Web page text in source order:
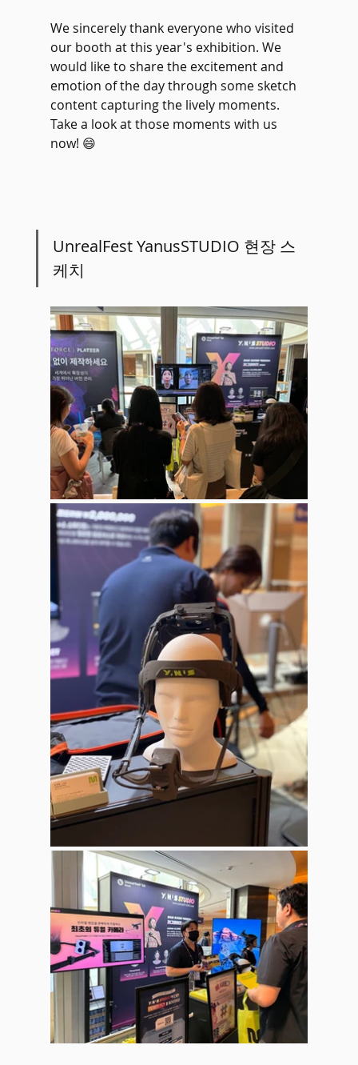
We sincerely thank everyone who visited
our booth at this year's exhibition. We
would like to share the excitement and
emotion of the day through some sketch
content capturing the lively moments.
Take a look at those moments with us
now! 😄
UnrealFest YanusSTUDIO 현장 스
케치